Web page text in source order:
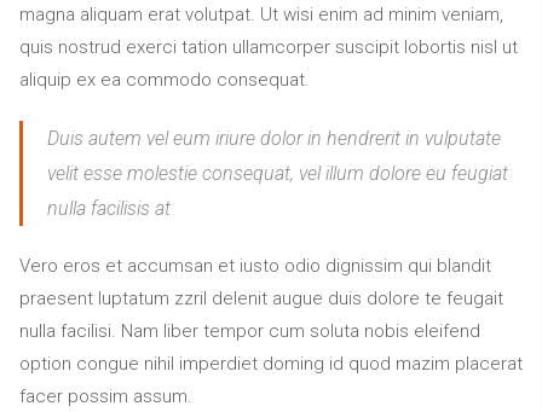
magna aliquam erat volutpat. Ut wisi enim ad minim veniam,
quis nostrud exerci tation ullamcorper suscipit lobortis nisl ut
aliquip ex ea commodo consequat.
Duis autem vel eum iriure dolor in hendrerit in vulputate
velit esse molestie consequat, vel illum dolore eu feugiat
nulla facilisis at
Vero eros et accumsan et iusto odio dignissim qui blandit
praesent luptatum zzril delenit augue duis dolore te feugait
nulla facilisi. Nam liber tempor cum soluta nobis eleifend
option congue nihil imperdiet doming id quod mazim placerat
facer possim assum.